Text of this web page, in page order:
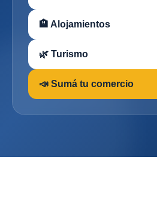
🏨 Alojamientos
🌿 Turismo
📣 Sumá tu comercio